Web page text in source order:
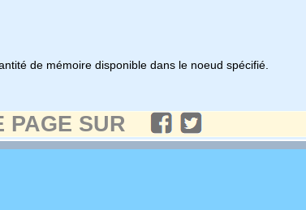
de mémoire disponible dans le noeud spécifié.
PAGE SUR